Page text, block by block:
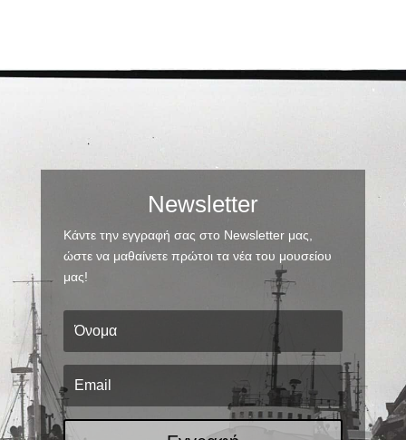
Newsletter
Κάντε την εγγραφή σας στο Newsletter μας,
ώστε να μαθαίνετε πρώτοι τα νέα του μουσείου
μας!